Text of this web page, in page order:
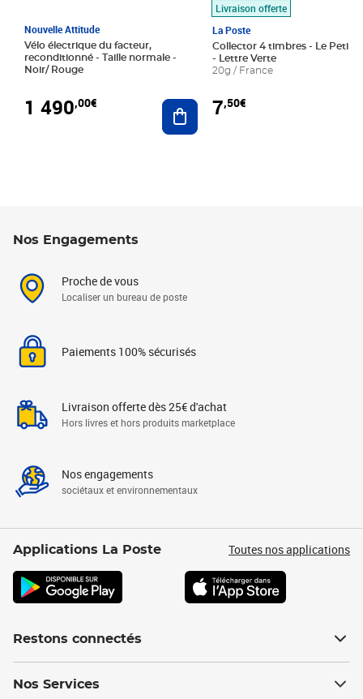
Nouvelle Attitude
Vélo électrique du facteur,
reconditionné - Taille normale -
Noir/ Rouge
1 490,00€ Ajouter au panier
Livraison offerte
La Poste
Collector 4 timbres - Le Petit
- Lettre Verte
20g / France
7,50€
Nos Engagements
Proche de vous
Localiser un bureau de poste
Paiements 100% sécurisés
Livraison offerte dès 25€ d'achat
Hors livres et hors produits marketplace
Nos engagements
sociétaux et environnementaux
Applications La Poste Toutes nos applications
Restons connectés
Nos Services